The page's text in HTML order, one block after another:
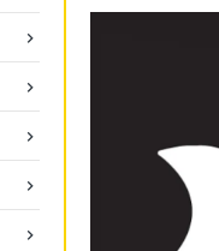




